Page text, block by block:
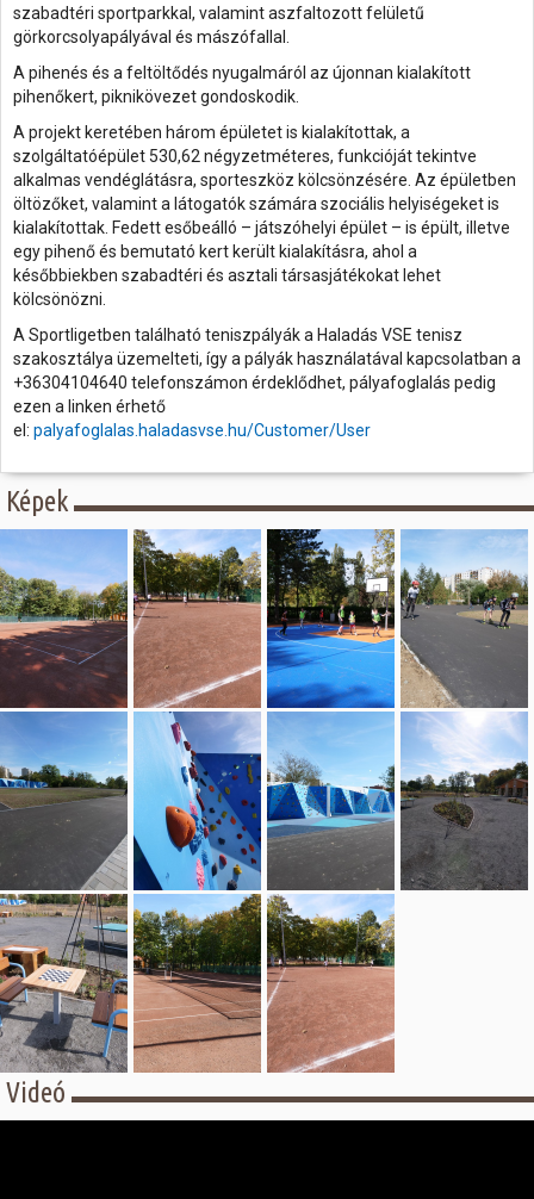
szabadtéri sportparkkal, valamint aszfaltozott felületű
görkorcsolyapályával és mászófallal.
A pihenés és a feltöltődés nyugalmáról az újonnan kialakított
pihenőkert, piknikövezet gondoskodik.
A projekt keretében három épületet is kialakítottak, a
szolgáltatóépület 530,62 négyzetméteres, funkcióját tekintve
alkalmas vendéglátásra, sporteszköz kölcsönzésére. Az épületben
öltözőket, valamint a látogatók számára szociális helyiségeket is
kialakítottak. Fedett esőbeálló – játszóhelyi épület – is épült, illetve
egy pihenő és bemutató kert került kialakításra, ahol a
későbbiekben szabadtéri és asztali társasjátékokat lehet
kölcsönözni.
A Sportligetben található teniszpályák a Haladás VSE tenisz
szakosztálya üzemelteti, így a pályák használatával kapcsolatban a
+36304104640 telefonszámon érdeklődhet, pályafoglalás pedig
ezen a linken érhető
el: palyafoglalas.haladasvse.hu/Customer/User
Képek
Videó